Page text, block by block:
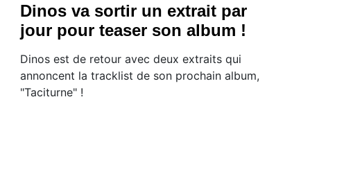
Dinos va sortir un extrait par
jour pour teaser son album !
Dinos est de retour avec deux extraits qui
annoncent la tracklist de son prochain album,
"Taciturne" !